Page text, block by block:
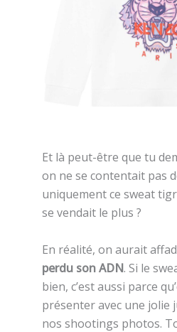
Et là peut-être que tu
on ne se contentait pas
uniquement ce sweat
se vendait le plus ?
En réalité, on aurait
perdu son ADN. Si le
bien, c’est aussi parce
présenter avec une jolie
nos shootings photos.